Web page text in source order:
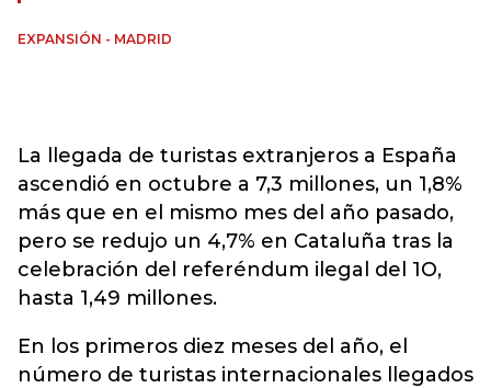
EXPANSIÓN - MADRID
La llegada de turistas extranjeros a España
ascendió en octubre a 7,3 millones, un 1,8%
más que en el mismo mes del año pasado,
pero se redujo un 4,7% en Cataluña tras la
celebración del referéndum ilegal del 1O,
hasta 1,49 millones.
En los primeros diez meses del año, el
número de turistas internacionales llegados